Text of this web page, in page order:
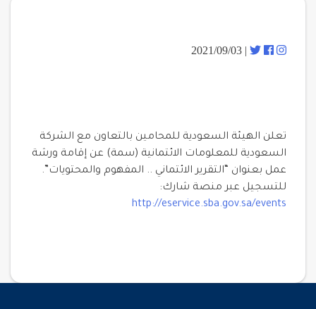
| 2021/09/03
تعلن الهيئة السعودية للمحامين بالتعاون مع الشركة
السعودية للمعلومات الائتمانية (سمة) عن إقامة ورشة
عمل بعنوان “التقرير الائتماني .. المفهوم والمحتويات”.
للتسجيل عبر منصة شارك:
http://eservice.sba.gov.sa/events